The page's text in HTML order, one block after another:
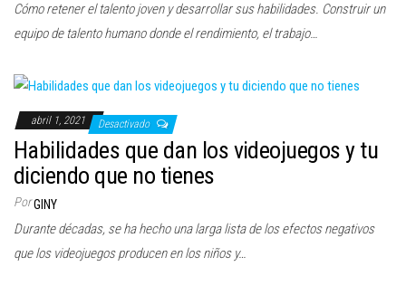
Cómo retener el talento joven y desarrollar sus habilidades. Construir un
equipo de talento humano donde el rendimiento, el trabajo…
abril 1, 2021 Desactivado
Habilidades que dan los videojuegos y tu
diciendo que no tienes
PorGINY
Durante décadas, se ha hecho una larga lista de los efectos negativos
que los videojuegos producen en los niños y…